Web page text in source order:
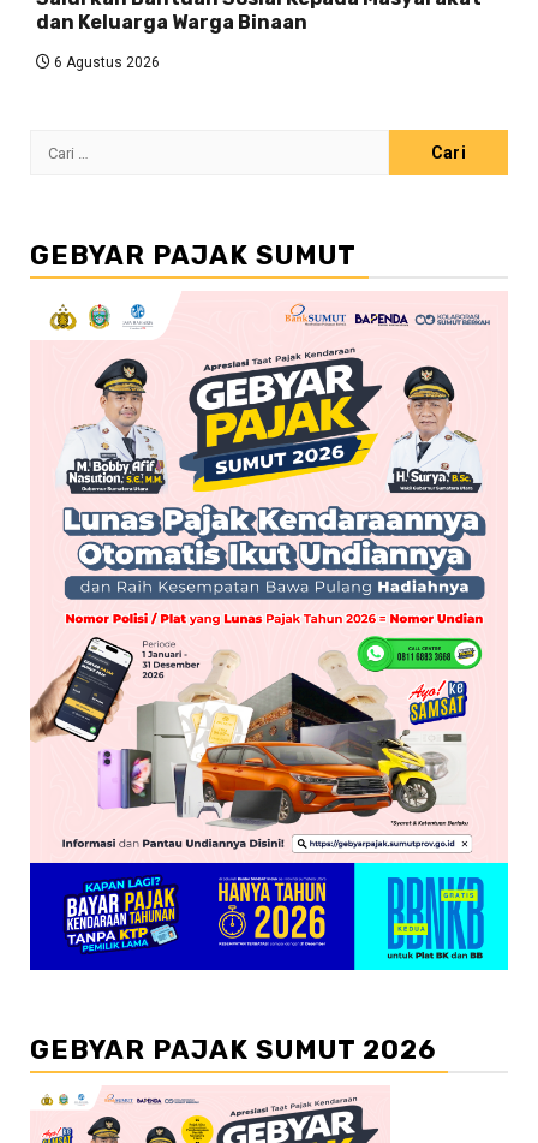
dan Keluarga Warga Binaan
6 Agustus 2026
Cari
GEBYAR PAJAK SUMUT
GEBYAR PAJAK SUMUT 2026